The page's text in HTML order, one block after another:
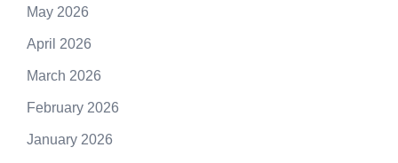
May 2026
April 2026
March 2026
February 2026
January 2026